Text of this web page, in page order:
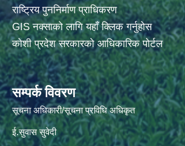
राष्ट्रिय पुननिर्माण प्राधिकरण
GIS नक्साको लागि यहाँ क्लिक गर्नुहोस
कोशी प्रदेश सरकारको आधिकारिक पोर्टल
सम्पर्क विवरण
सूचना अधिकारी/सूचना प्रविधि अधिकृत
ई.सुवास सुवेदी